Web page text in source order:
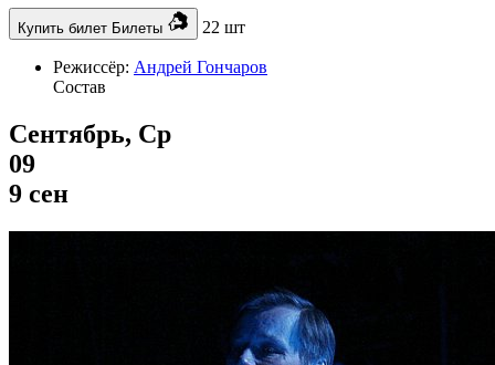
Купить билет Билеты 22 шт
Режиссёр: Андрей Гончаров
Состав
Сентябрь, Ср
09
9 сен